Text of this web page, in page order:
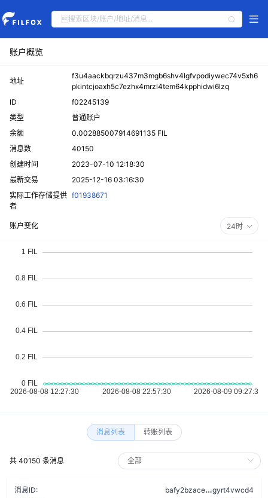
账户概览
地址
f3u4aackbqrzu437m3mgb6shv4lgfvpodiywec74v5xh6
pkintcjoaxh5c7ezhx4mrzl4tem64kpphidwi6lzq
ID
f02245139
类型
普通账户
余额
0.002885007914691135 FIL
消息数
40150
创建时间
2023-07-10 12:18:30
最新交易
2025-12-16 03:16:30
实际工作存储提供
者
f01938671
账户变化 24时
消息列表 转账列表
共 40150 条消息
消息ID: bafy2bzace
gyrt4vwcd4